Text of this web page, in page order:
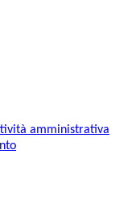
amministrativa